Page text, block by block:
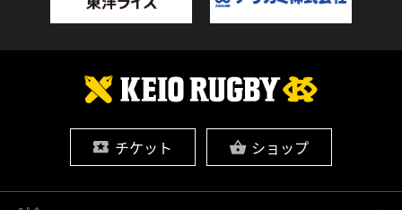
チケット ショップ